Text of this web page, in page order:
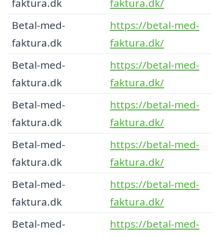
faktura.dk
faktura.dk/
Betal-med-
faktura.dk
https://betal-med-
faktura.dk/
Betal-med-
faktura.dk
https://betal-med-
faktura.dk/
Betal-med-
faktura.dk
https://betal-med-
faktura.dk/
Betal-med-
faktura.dk
https://betal-med-
faktura.dk/
Betal-med-
faktura.dk
https://betal-med-
faktura.dk/
Betal-med-
https://betal-med-